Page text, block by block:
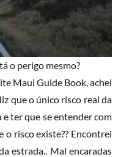
o perigo mesmo?
Maui Guide Book, achei
que o único risco real da
ter que se entender com
o risco existe?? Encontrei
estrada.. Mal encaradas